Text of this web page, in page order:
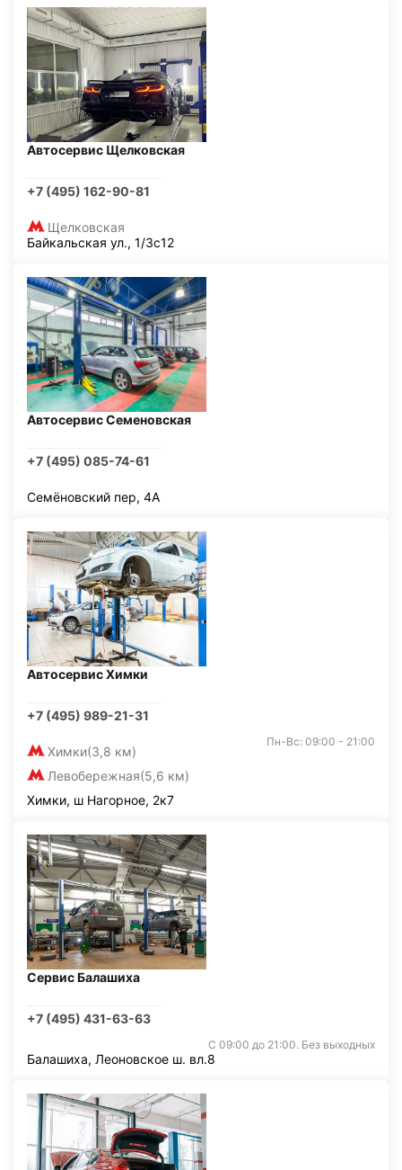
Автосервис Щелковская
+7 (495) 162-90-81
Щелковская
Байкальская ул., 1/3с12
Автосервис Семеновская
+7 (495) 085-74-61
Семёновский пер, 4А
Автосервис Химки
+7 (495) 989-21-31
Химки(3,8 км)
Левобережная(5,6 км)
Пн-Вс: 09:00 - 21:00
Химки, ш Нагорное, 2к7
Сервис Балашиха
+7 (495) 431-63-63
С 09:00 до 21:00. Без выходных
Балашиха, Леоновское ш. вл.8